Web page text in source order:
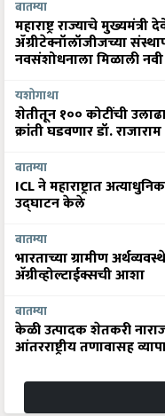
बातम्या
महाराष्ट्र राज्याचे
ॲग्रीटेक्नॉलॉजीजच्या
नवसंशोधनाला मिळाली
यशोगाथा
शेतीतून १०० कोटींची
क्रांती घडवणार डॉ. राजाराम
बातम्या
ICL ने महाराष्ट्रात
उद्घाटन केले
बातम्या
भारताच्या ग्रामीण
अ‍ॅग्रीव्होल्टाईक्सची आशा
बातम्या
केळी उत्पादक शेतकरी
आंतरराष्ट्रीय तणावासह